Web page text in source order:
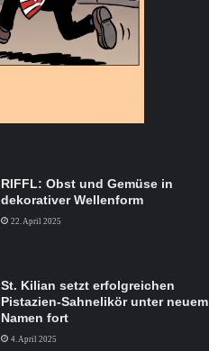
RIFFL: Obst und Gemüse in
dekorativer Wellenform
22. April 2025
St. Kilian setzt erfolgreichen
Pistazien-Sahnelikör unter neuem
Namen fort
4. April 2025